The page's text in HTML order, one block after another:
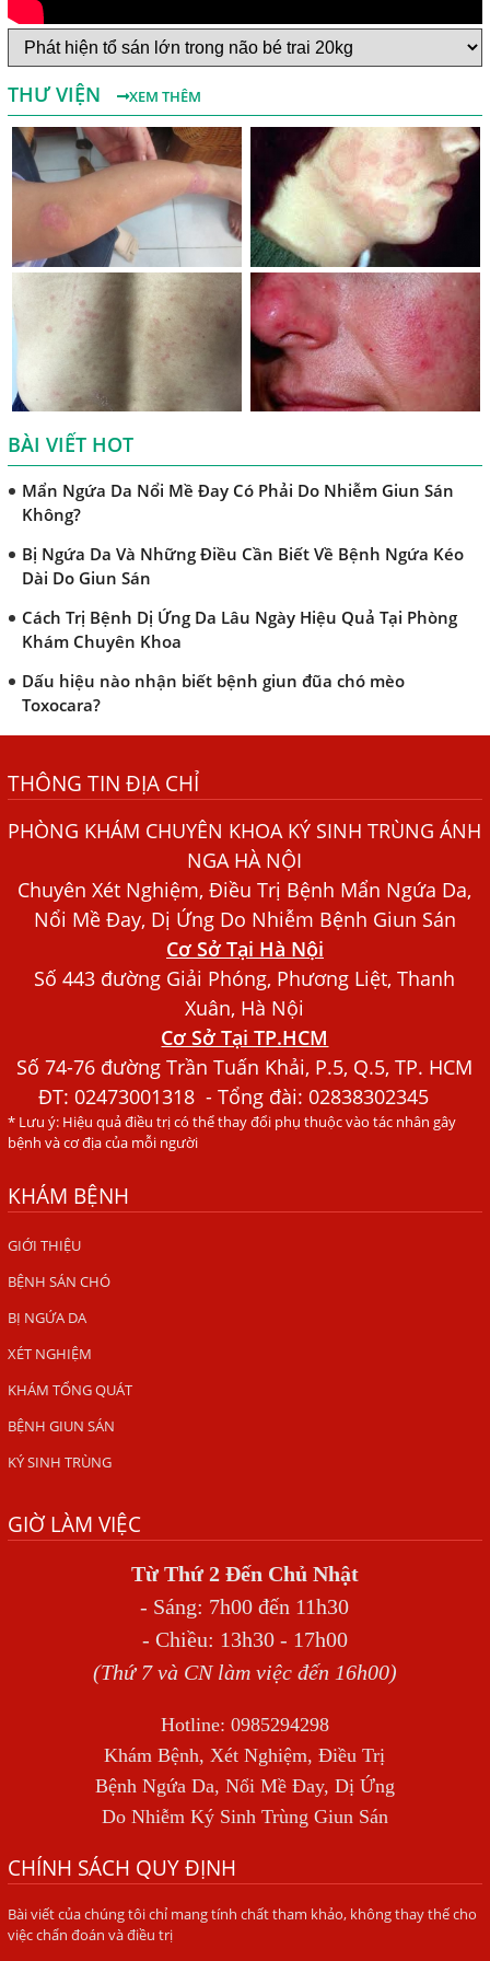
THƯ VIỆN XEM THÊM
BÀI VIẾT HOT
Một Số Điều Cần Biết Về Ký Sinh Trùng Demodex Trên Da
Người
Nguyên Nhân Và Tác Hại Của Bệnh Giun Chỉ Bạch Huyết
Chẩn Đoán Và Điều Trị Bệnh Echinococcus
Những Điều Cần Biết Về Giun Hình Ống
Chẩn Đoán Và Điều Trị Bệnh Amip Ở Não
Bệnh Sán Chó Dấu Hiệu Nhận Biết Và Thời Gian Trị Bệnh
Sán Chó
Trị Bệnh Sán Chó Có Khỏi Bệnh Ngứa Da Không?
TRIỆU CHỨNG GIUN SÁN CHÓ MÈO
Khi Trẻ Bị Dị Ứng Da Cần Làm Xét Nghiệm Gì Tìm Nguyên
Nhân Dị Ứng Da
Điều trị bệnh sán lá gan ở đâu?
Mẩn Ngứa Da Nổi Mề Đay Có Phải Do Nhiễm Giun Sán
Không?
Bị Ngứa Da Và Những Điều Cần Biết Về Bệnh Ngứa Kéo
Dài Do Giun Sán
Cách Trị Bệnh Dị Ứng Da Lâu Ngày Hiệu Quả Tại Phòng
Khám Chuyên Khoa
Dấu hiệu nào nhận biết bệnh giun đũa chó mèo
Toxocara?
Bệnh Chàm Và Những Yếu Tố Liên Quan Đến Bệnh Giun
Sán
Dấu Hiệu Ngứa Da, Dị Ứng, Nổi Mề Đay Do Nhiễm Sán
Bác sĩ Nguyễn Ngọc Ánh Phòng Khám Ánh Nga Đề Tài
Nghiên Cứu Khoa
Xét Nghiệm Giun Sán Gồm Những Loại Nào? Chi Phí Bao
Người Đàn Ông Phát Ban Mẩn Đỏ Khắp Người, Sau Ba
Tháng Mới Tìm Ra Nguyên Nhân
Đau Mắt Đỏ, Nguyên Nhân Và Cách Điều Trị
HÀ NỘI – PHÁT BAN MẨN ĐỎ KHẮP NGƯỜI, ĐI KHÁM
Ăn hải sản sống, coi chừng nhiễm giun sán
TỔNG QUAN VỀ KÉM HẤP THU THỨC ĂN
HÀ NỘI – NHIỄM BA LOẠI KÝ SINH TRÙNG DO THÓI QUEN
ĂN MỘT MÓN ĂN SÁNG
ẤU TRÙNG SÁN CHÓ DI CHUYỂN QUA DA GÂY NGỨA
VIÊM DA ĐỒNG TIỀN
Tại sao khám bệnh viện da liễu nhiều năm không hết
SÁN TRONG NÃO GÂY RA CÁC TRIỆU CHỨNG NHƯ TÂM
Địa Chỉ Điều Trị Bệnh Sán Dây Uy Tín Tại Hà Nội
TỔNG QUAN VỀ NHIỄM GIUN LƯƠN
Đầu Hàng Vì Trị Nhiều Lần Không Khỏi
NHIỄM TRÙNG NÃO DO AMIP, VIÊM MÀNG NÃO DO AMIP
NGUYÊN PHÁT
Trị Bệnh Hôi Miệng Do Nhiễm Ký Sinh Trùng Giun Sán
Có Nên Quá Lo Lắng Khi Bị Ngứa Kéo Dài Do Nhiễm Giun
Đũa Chó Mèo?
THÔNG TIN ĐỊA CHỈ
PHÒNG KHÁM CHUYÊN KHOA KÝ SINH TRÙNG ÁNH
NGA HÀ NỘI
Chuyên Xét Nghiệm, Điều Trị Bệnh Mẩn Ngứa Da,
Nổi Mề Đay, Dị Ứng Do Nhiễm Bệnh Giun Sán
Cơ Sở Tại Hà Nội
Số 443 đường Giải Phóng, Phương Liệt, Thanh
Xuân, Hà Nội
Cơ Sở Tại TP.HCM
Số 74-76 đường Trần Tuấn Khải, P.5, Q.5, TP. HCM
ĐT:02473001318 - Tổng đài: 02838302345
* Lưu ý: Hiệu quả điều trị có thể thay đổi phụ thuộc vào tác nhân gây
bệnh và cơ địa của mỗi người
KHÁM BỆNH
GIỚI THIỆU
BỆNH SÁN CHÓ
BỊ NGỨA DA
XÉT NGHIỆM
KHÁM TỔNG QUÁT
BỆNH GIUN SÁN
KÝ SINH TRÙNG
GIỜ LÀM VIỆC
Từ Thứ 2 Đến Chủ Nhật
- Sáng: 7h00 đến 11h30
- Chiều: 13h30 - 17h00
(Thứ 7 và CN làm việc đến 16h00)
Hotline: 0985294298
Khám Bệnh, Xét Nghiệm, Điều Trị
Bệnh Ngứa Da, Nổi Mề Đay, Dị Ứng
Do Nhiễm Ký Sinh Trùng Giun Sán
CHÍNH SÁCH QUY ĐỊNH
Bài viết của chúng tôi chỉ mang tính chất tham khảo, không thay thế cho
việc chẩn đoán và điều trị